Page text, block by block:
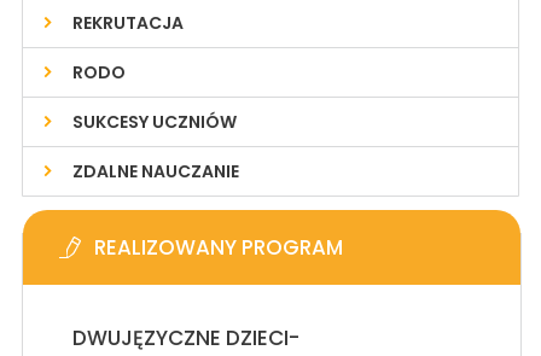
REKRUTACJA
RODO
SUKCESY UCZNIÓW
ZDALNE NAUCZANIE
REALIZOWANY PROGRAM
DWUJĘZYCZNE DZIECI-